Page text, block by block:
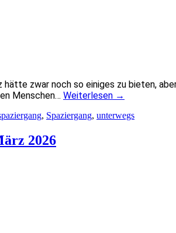
zwar noch so einiges zu bieten,
Menschen… Weiterlesen →
, Spaziergang, unterwegs
2026